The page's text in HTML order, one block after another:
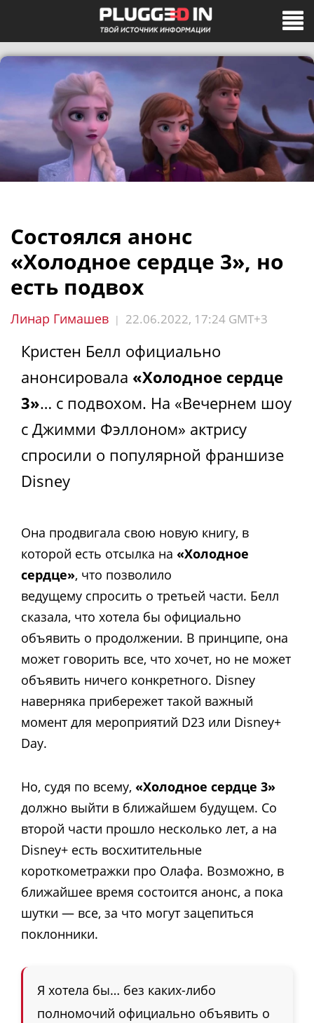
Состоялся анонс
«Холодное сердце 3», но
есть подвох
Линар Гимашев | 22.06.2022, 17:24 GMT+3
Кристен Белл официально
анонсировала «Холодное сердце
3»… с подвохом. На «Вечернем шоу
с Джимми Фэллоном» актрису
спросили о популярной франшизе
Disney
Она продвигала свою новую книгу, в
которой есть отсылка на «Холодное
сердце», что позволило
ведущему спросить о третьей части. Белл
сказала, что хотела бы официально
объявить о продолжении. В принципе, она
может говорить все, что хочет, но не может
объявить ничего конкретного. Disney
наверняка прибережет такой важный
момент для мероприятий D23 или Disney+
Day.
Но, судя по всему, «Холодное сердце 3»
должно выйти в ближайшем будущем. Со
второй части прошло несколько лет, а на
Disney+ есть восхитительные
короткометражки про Олафа. Возможно, в
ближайшее время состоится анонс, а пока
шутки — все, за что могут зацепиться
поклонники.
Я хотела бы… без каких-либо
полномочий официально объявить о